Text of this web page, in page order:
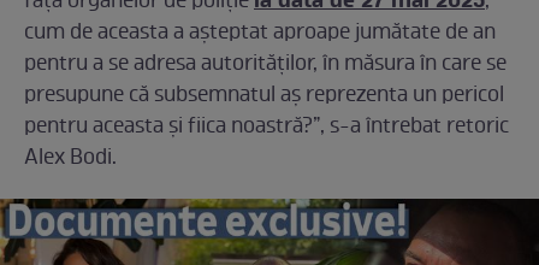
cum de aceasta a așteptat aproape jumătate de an
pentru a se adresa autorităților, în măsura în care se
presupune că subsemnatul aș reprezenta un pericol
pentru aceasta și fiica noastră?”, s-a întrebat retoric
Alex Bodi.